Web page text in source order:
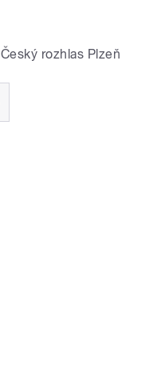
Český rozhlas Plzeň